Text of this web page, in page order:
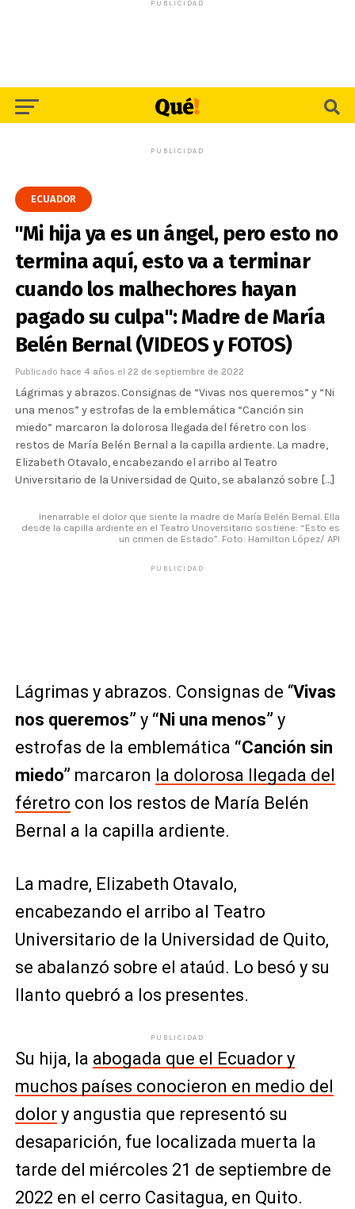
PUBLICIDAD
PUBLICIDAD
ECUADOR
"Mi hija ya es un ángel, pero esto no
termina aquí, esto va a terminar
cuando los malhechores hayan
pagado su culpa": Madre de María
Belén Bernal (VIDEOS y FOTOS)
Publicado hace 4 años el 22 de septiembre de 2022
Lágrimas y abrazos. Consignas de “Vivas nos queremos” y “Ni
una menos” y estrofas de la emblemática “Canción sin
miedo” marcaron la dolorosa llegada del féretro con los
restos de María Belén Bernal a la capilla ardiente. La madre,
Elizabeth Otavalo, encabezando el arribo al Teatro
Universitario de la Universidad de Quito, se abalanzó sobre […]
Inenarrable el dolor que siente la madre de María Belén Bernal. Ella
desde la capilla ardiente en el Teatro Unoversitario sostiene: “Esto es
un crimen de Estado”. Foto: Hamilton López/ API
PUBLICIDAD
Lágrimas y abrazos. Consignas de “Vivas
nos queremos” y “Ni una menos” y
estrofas de la emblemática “Canción sin
miedo” marcaron la dolorosa llegada del
féretro con los restos de María Belén
Bernal a la capilla ardiente.
La madre, Elizabeth Otavalo,
encabezando el arribo al Teatro
Universitario de la Universidad de Quito,
se abalanzó sobre el ataúd. Lo besó y su
llanto quebró a los presentes.
PUBLICIDAD
Su hija, la abogada que el Ecuador y
muchos países conocieron en medio del
dolory angustia que representó su
desaparición, fue localizada muerta la
tarde del miércoles 21 de septiembre de
2022 en el cerro Casitagua, en Quito.